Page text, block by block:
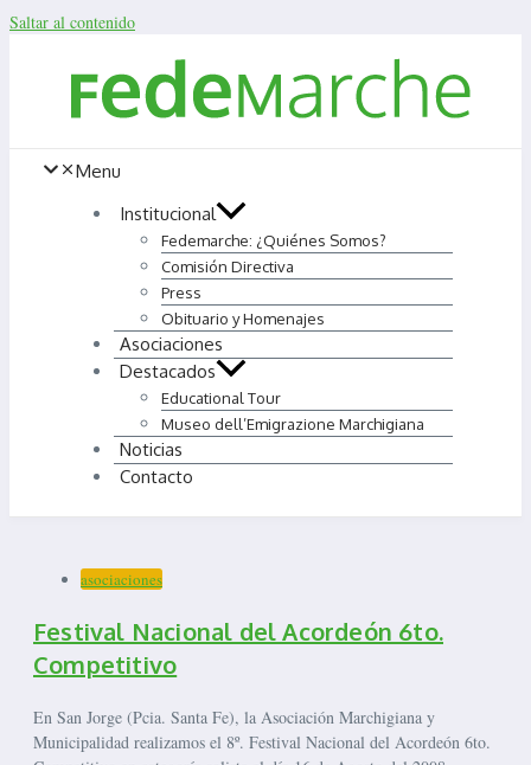
Saltar al contenido
Menu
Institucional
Fedemarche: ¿Quiénes Somos?
Comisión Directiva
Press
Obituario y Homenajes
Asociaciones
Destacados
Educational Tour
Museo dell’Emigrazione Marchigiana
Noticias
Contacto
asociaciones
Festival Nacional del Acordeón 6to.
Competitivo
En San Jorge (Pcia. Santa Fe), la Asociación Marchigiana y
Municipalidad realizamos el 8º. Festival Nacional del Acordeón 6to.